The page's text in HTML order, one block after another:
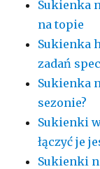
Sukienka
na topie
Sukienka
zadań
Sukienka
sezonie?
Sukienki
łączyć je
Sukienki